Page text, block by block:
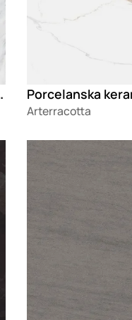
Bianco
Arterracotta
Loading